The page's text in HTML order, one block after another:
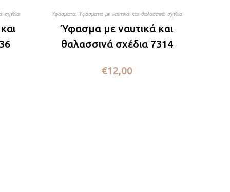
σχέδια Υφάσματα, Υφάσματα με ναυτικά και θαλασσινά σχέδια
Ύφασμα με ναυτικά και
θαλασσινά σχέδια 7314
€12,00